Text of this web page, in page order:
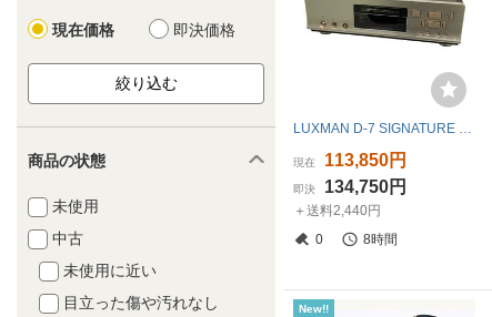
現在価格 即決価格
商品の状態
未使用
中古
未使用に近い
目立った傷や汚れなし
LUXMAN D-7 SIGNATURE CDプレーヤー 中古 Y11457182
現在 113,850円
即決 134,750円
＋送料2,440円
0
8時間
New!!